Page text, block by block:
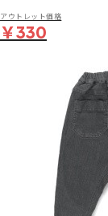
アウトレット価格
￥330